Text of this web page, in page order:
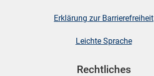
Erklärung zur Barrierefreiheit
Leichte Sprache
Rechtliches